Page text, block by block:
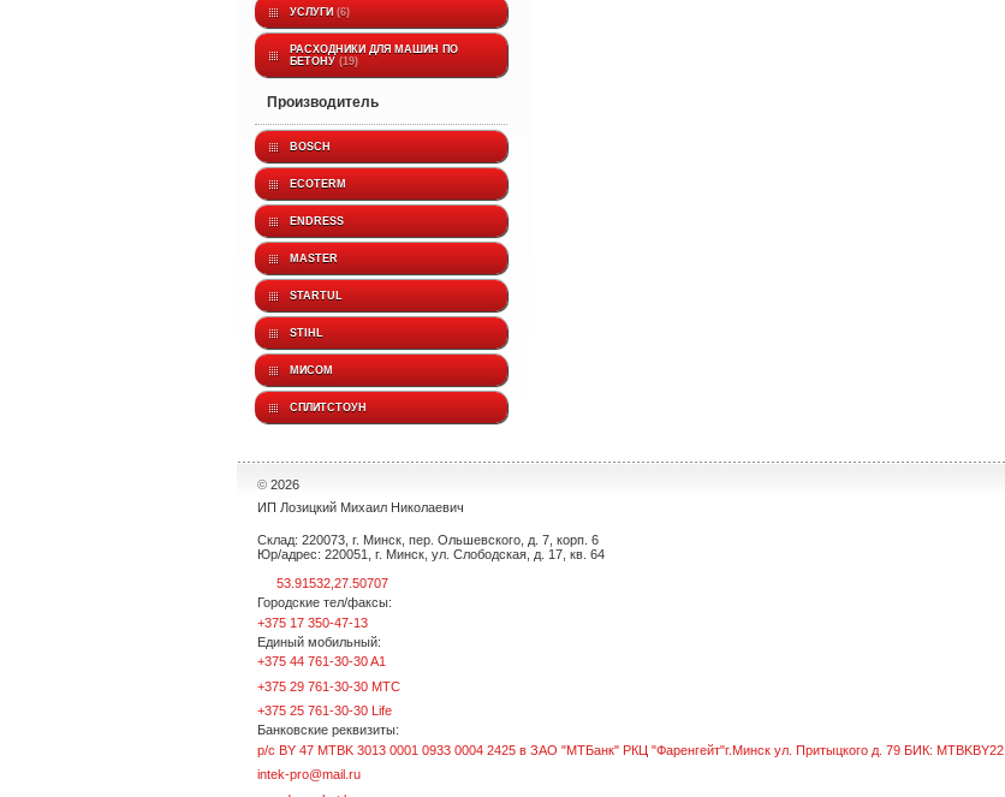
УСЛУГИ 6
РАСХОДНИКИ ДЛЯ МАШИН ПО
БЕТОНУ 19
производитель
BOSCH
ECOTERM
ENDRESS
MASTER
STARTUL
STIHL
МИСОМ
СПЛИТСТОУН
© 2026
ИП Лозицкий Михаил Николаевич
Склад: 220073, г. Минск, пер. Ольшевского, д. 7, корп. 6
Юр/адрес: 220051, г. Минск, ул. Слободская, д. 17, кв. 64
53.91532,27.50707
Городские тел/факсы:
+375 17 350-47-13
Единый мобильный:
+375 44 761-30-30 A1
+375 29 761-30-30 МТС
+375 25 761-30-30 Life
Банковские реквизиты:
р/с BY 47 MTBK 3013 0001 0933 0004 2425 в ЗАО "МТБанк" РКЦ "Фаренгейт"г.Минск ул. Притыцкого д. 79 БИК: MTBKBY22
intek-pro@mail.ru